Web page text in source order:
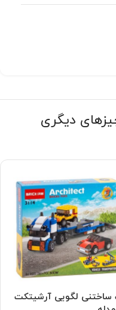
دیگری
لگویی آرشیتکت